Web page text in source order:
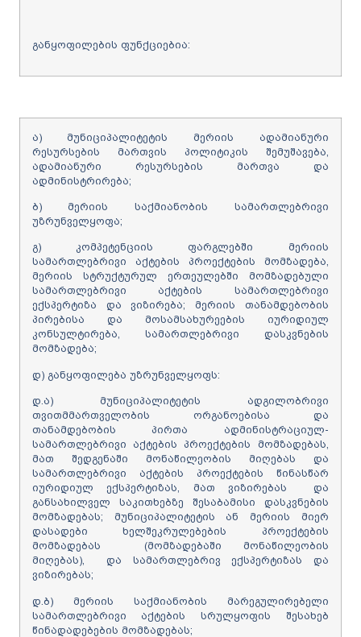
განყოფილების ფუნქციებია:
ა) მუნიციპალიტეტის მერიის ადამიანური
რესურსების მართვის პოლიტიკის შემუშავება,
ადამიანური რესურსების მართვა და
ადმინისტრირება;
ბ) მერიის საქმიანობის სამართლებრივი
უზრუნველყოფა;
გ) კომპეტენციის ფარგლებში მერიის
სამართლებრივი აქტების პროექტების მომზადება,
მერიის სტრუქტურულ ერთეულებში მომზადებული
სამართლებრივი აქტების სამართლებრივი
ექსპერტიზა და ვიზირება; მერიის თანამდებობის
პირებისა და მოსამსახურეების იურიდიულ
კონსულტირება, სამართლებრივი დასკვნების
მომზადება;
დ) განყოფილება უზრუნველყოფს:
დ.ა) მუნიციპალიტეტის ადგილობრივი
თვითმმართველობის ორგანოებისა და
თანამდებობის პირთა ადმინისტრაციულ-
სამართლებრივი აქტების პროექტების მომზადებას,
მათ შედგენაში მონაწილეობის მიღებას და
სამართლებრივი აქტების პროექტების წინასწარ
იურიდიულ ექსპერტიზას, მათ ვიზირებას და
განსახილველ საკითხებზე შესაბამისი დასკვნების
მომზადებას; მუნიციპალიტეტის ან მერიის მიერ
დასადები ხელშეკრულებების პროექტების
მომზადებას (მომზადებაში მონაწილეობის
მიღებას), და სამართლებრივ ექსპერტიზას და
ვიზირებას;
დ.ბ) მერიის საქმიანობის მარეგულირებელი
სამართლებრივი აქტების სრულყოფის შესახებ
წინადადებების მომზადებას;